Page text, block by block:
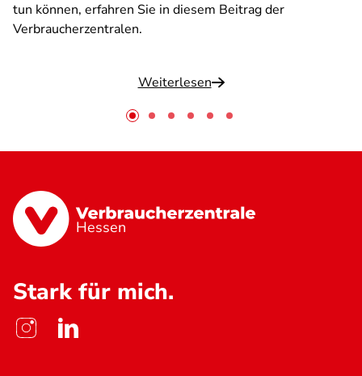
tun können, erfahren Sie in diesem Beitrag der
Verbraucherzentralen.
Weiterlesen
Hessen
Stark für mich.